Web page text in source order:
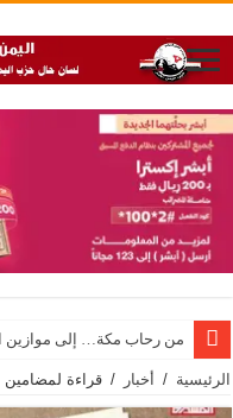
من رحاب مكة… إلى موازين
الرئيسية / أخبار / قراءة لمضامين